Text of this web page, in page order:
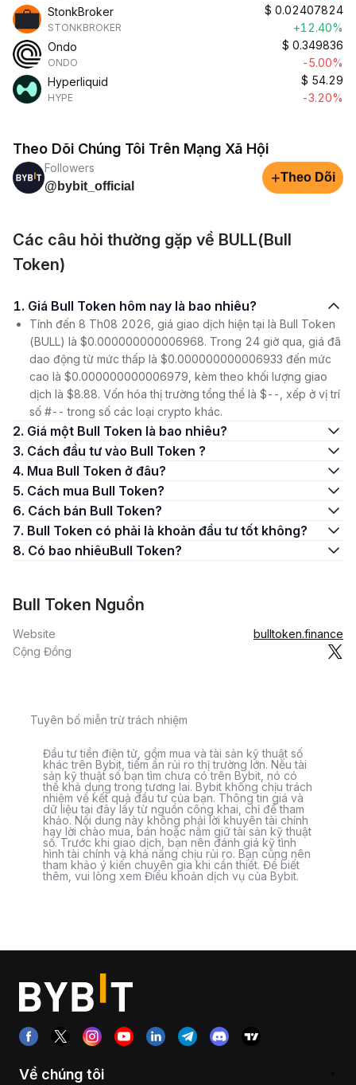
StonkBroker
STONKBROKER
$ 0.02407824
+12.40%
Ondo
ONDO
$ 0.349836
-5.00%
Hyperliquid
HYPE
$ 54.29
-3.20%
Theo Dõi Chúng Tôi Trên Mạng Xã Hội
Followers
@bybit_official
+Theo Dõi
Các câu hỏi thường gặp về BULL(Bull
Token)
1. Giá Bull Token hôm nay là bao nhiêu?
Tính đến 8 Th08 2026, giá giao dịch hiện tại là Bull Token
(BULL) là $0.000000000006968. Trong 24 giờ qua, giá đã
dao động từ mức thấp là $0.000000000006933 đến mức
cao là $0.000000000006979, kèm theo khối lượng giao
dịch là $8.88. Vốn hóa thị trường tổng thể là $--, xếp ở vị trí
số #-- trong số các loại crypto khác.
2. Giá một Bull Token là bao nhiêu?
3. Cách đầu tư vào Bull Token ?
4. Mua Bull Token ở đâu?
5. Cách mua Bull Token?
6. Cách bán Bull Token?
7. Bull Token có phải là khoản đầu tư tốt không?
8. Có bao nhiêuBull Token?
Bull Token Nguồn
Website
bulltoken.finance
Cộng Đồng
Tuyên bố miễn trừ trách nhiệm
Đầu tư tiền điện tử, gồm mua và tài sản kỹ thuật số
khác trên Bybit, tiềm ẩn rủi ro thị trường lớn. Nếu tài
sản kỹ thuật số bạn tìm chưa có trên Bybit, nó có
thể khả dụng trong tương lai. Bybit không chịu trách
nhiệm về kết quả đầu tư của bạn. Thông tin giá và
dữ liệu tại đây lấy từ nguồn công khai, chỉ để tham
khảo. Nội dung này không phải lời khuyên tài chính
hay lời chào mua, bán hoặc nắm giữ tài sản kỹ thuật
số. Trước khi giao dịch, bạn nên đánh giá kỹ tình
hình tài chính và khả năng chịu rủi ro. Bạn cũng nên
tham khảo ý kiến chuyên gia khi cần thiết. Để biết
thêm, vui lòng xem Điều khoản dịch vụ của Bybit.
Về chúng tôi